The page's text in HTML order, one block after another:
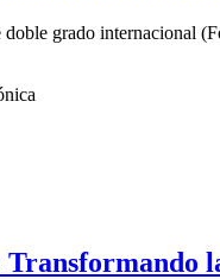
grado internacional